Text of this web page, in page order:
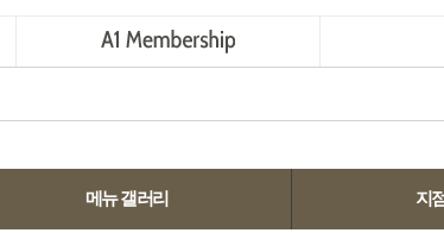
메뉴 갤러리 지